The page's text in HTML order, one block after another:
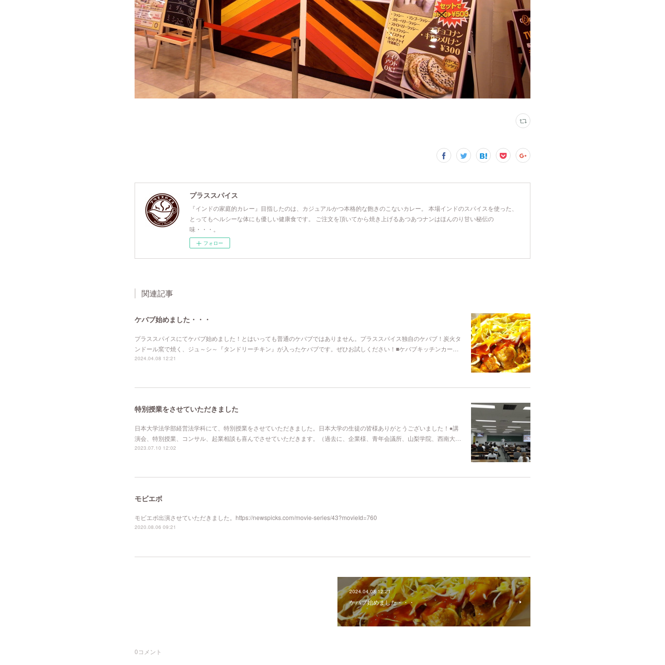
プラススパイス
『インドの家庭的カレー』目指したのは、カジュアルかつ本格的な飽きのこないカレー。 本場インドのスパイスを使った、
とってもヘルシーな体にも優しい健康食です。 ご注文を頂いてから焼き上げるあつあつナンはほんのり甘い秘伝の
味・・・。
フォロー
関連記事
ケバブ始めました・・・
プラススパイスにてケバブ始めました！とはいっても普通のケバブではありません。プラススパイス独自のケバブ！炭火タ
ンドール窯で焼く、ジュ～シ～『タンドリーチキン』が入ったケバブです。ぜひお試しください！■ケバブキッチンカー…
2024.04.08 12:21
特別授業をさせていただきました
日本大学法学部経営法学科にて、特別授業をさせていただきました。日本大学の生徒の皆様ありがとうございました！●講
演会、特別授業、コンサル、起業相談も喜んでさせていただきます。（過去に、企業様、青年会議所、山梨学院、西南大…
2023.07.10 12:02
モビエボ
モビエボ出演させていただきました。https://newspicks.com/movie-series/43?movieId=760
2020.08.06 09:21
2024.04.08 12:21
ケバブ始めました・・・
0コメント